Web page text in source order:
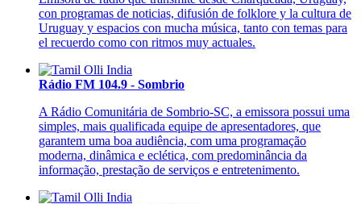
con programas de noticias, difusión de folklore y la cultura de
Uruguay y espacios con mucha música, tanto con temas para
el recuerdo como con ritmos muy actuales.
Rádio FM 104.9 - Sombrio
A Rádio Comunitária de Sombrio-SC, a emissora possui uma
simples, mais qualificada equipe de apresentadores, que
garantem uma boa audiência, com uma programação
moderna, dinâmica e eclética, com predominância da
informação, prestação de serviços e entretenimento.